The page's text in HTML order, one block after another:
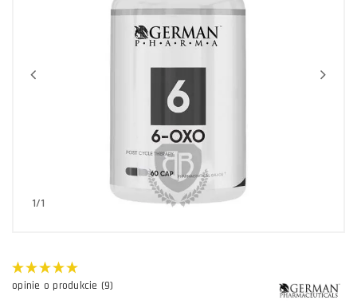
1/1
opinie o produkcie (9)